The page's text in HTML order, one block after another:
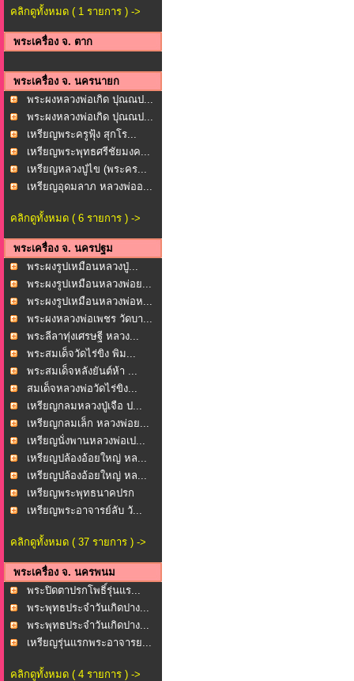
คลิกดูทั้งหมด ( 1 รายการ ) ->
พระเครื่อง จ. ตาก
พระเครื่อง จ. นครนายก
พระผงหลวงพ่อเกิด ปุณณป...
พระผงหลวงพ่อเกิด ปุณณป...
เหรียญพระครูฟุ้ง สุกโร...
เหรียญพระพุทธศรีชัยมงค...
เหรียญหลวงปู่ไข (พระคร...
เหรียญอุดมลาภ หลวงพ่ออ...
คลิกดูทั้งหมด ( 6 รายการ ) ->
พระเครื่อง จ. นครปฐม
พระผงรูปเหมือนหลวงปู่...
พระผงรูปเหมือนหลวงพ่อย...
พระผงรูปเหมือนหลวงพ่อห...
พระผงหลวงพ่อเพชร วัดบา...
พระลีลาทุ่งเศรษฐี หลวง...
พระสมเด็จวัดไร่ขิง พิม...
พระสมเด็จหลังยันต์ห้า ...
สมเด็จหลวงพ่อวัดไร่ขิง...
เหรียญกลมหลวงปู่เจือ ป...
เหรียญกลมเล็ก หลวงพ่อย...
เหรียญนั่งพานหลวงพ่อเป...
เหรียญปล้องอ้อยใหญ่ หล...
เหรียญปล้องอ้อยใหญ่ หล...
เหรียญพระพุทธนาคปรก
หลั... เหรียญพระอาจารย์ลับ วั...
คลิกดูทั้งหมด ( 37 รายการ ) ->
พระเครื่อง จ. นครพนม
พระปิดตาปรกโพธิ์รุ่นแร...
พระพุทธประจำวันเกิดปาง...
พระพุทธประจำวันเกิดปาง...
เหรียญรุ่นแรกพระอาจารย...
คลิกดูทั้งหมด ( 4 รายการ ) ->